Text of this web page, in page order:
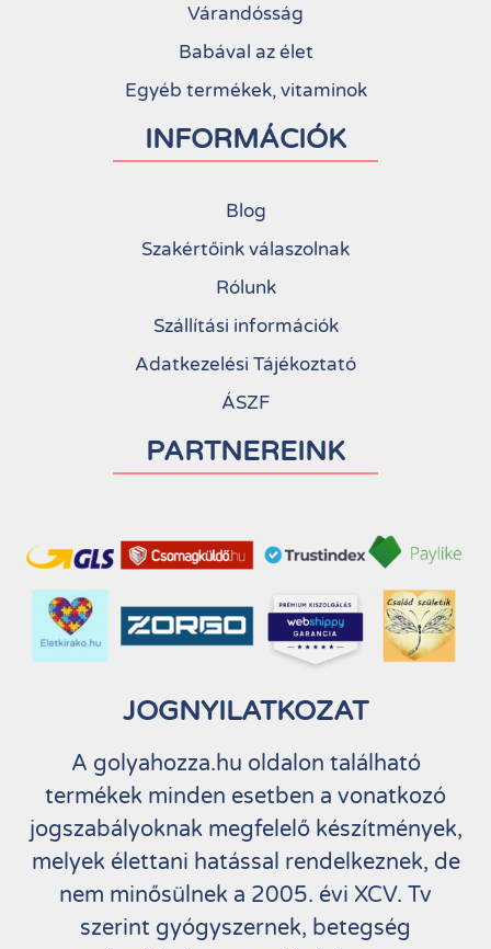
Várandósság
Babával az élet
Egyéb termékek, vitaminok
INFORMÁCIÓK
Blog
Szakértőink válaszolnak
Rólunk
Szállítási információk
Adatkezelési Tájékoztató
ÁSZF
PARTNEREINK
JOGNYILATKOZAT
A golyahozza.hu oldalon található
termékek minden esetben a vonatkozó
jogszabályoknak megfelelő készítmények,
melyek élettani hatással rendelkeznek, de
nem minősülnek a 2005. évi XCV. Tv
szerint gyógyszernek, betegség